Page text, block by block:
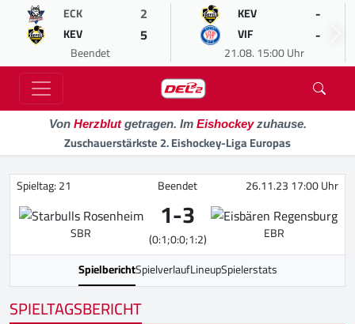
ECK 2
KEV 5
Beendet
KEV -
VIF -
21.08. 15:00 Uhr
Von Herzblutgetragen. Im Eishockeyzuhause.
Zuschauerstärkste 2. Eishockey-Liga Europas
Spieltag: 21 Beendet 26.11.23 17:00 Uhr
SBR 1-3
(0:1;0:0;1:2)
EBR
SpielberichtSpielverlaufLineupSpielerstats
SPIELTAGSBERICHT